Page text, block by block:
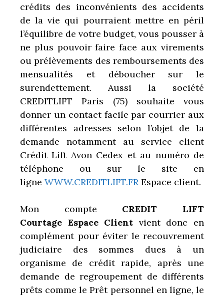
crédits des inconvénients des accidents
de la vie qui pourraient mettre en péril
l’équilibre de votre budget, vous pousser à
ne plus pouvoir faire face aux virements
ou prélèvements des remboursements des
mensualités et déboucher sur le
surendettement. Aussi la société
CREDITLIFT Paris (75) souhaite vous
donner un contact facile par courrier aux
différentes adresses selon l’objet de la
demande notamment au service client
Crédit Lift Avon Cedex et au numéro de
téléphone ou sur le site en
ligne WWW.CREDITLIFT.FR Espace client.
Mon compte CREDIT LIFT
Courtage Espace Client vient donc en
complément pour éviter le recouvrement
judiciaire des sommes dues à un
organisme de crédit rapide, après une
demande de regroupement de différents
prêts comme le Prêt personnel en ligne, le